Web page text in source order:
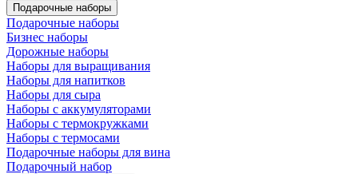
Подарочные наборы
Подарочные наборы
Бизнес наборы
Дорожные наборы
Наборы для выращивания
Наборы для напитков
Наборы для сыра
Наборы с аккумуляторами
Наборы с термокружками
Наборы с термосами
Подарочные наборы для вина
Подарочный набор